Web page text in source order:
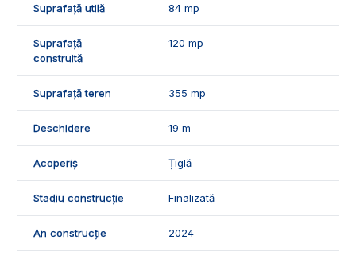
Exclusiv Imobiliare Alba!
ID Exclusiv -2590858
Suprafață utilă 84 mp
Suprafață
construită
120 mp
Suprafață teren 355 mp
Deschidere 19 m
Acoperiș Țiglă
Stadiu construcție Finalizată
An construcție 2024